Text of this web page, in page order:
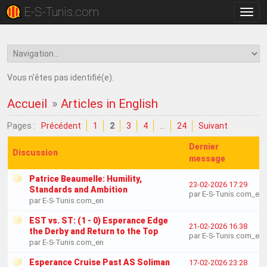
la
E-S-Tunis.com
Vous n'êtes pas identifié(e).
Accueil »Articles in English
Pages : Précédent 1 2 3 4 24 Suivant
Discussion
Dernier
message
Patrice Beaumelle: Humility,
Standards and Ambition
par E-S-Tunis.com_en
23-02-2026 17:29
par E-S-Tunis.com_en
EST vs. ST: (1 - 0) Esperance Edge
the Derby and Return to the Top
par E-S-Tunis.com_en
21-02-2026 16:38
par E-S-Tunis.com_en
Esperance Cruise Past AS Soliman 17-02-2026 23:28